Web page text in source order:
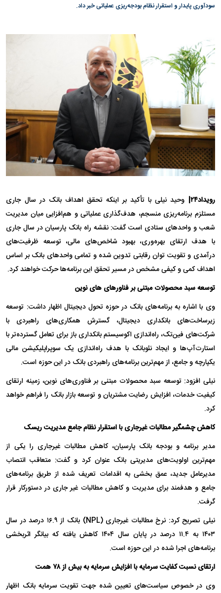
سودآوری پایدار و استقرار نظام بودجه‌ریزی عملیاتی خبر داد.
رویداد۲۴|
وحید نیلی با تأکید بر اینکه تحقق اهداف بانک در سال جاری
مستلزم برنامه‌ریزی منسجم، هدف‌گذاری عملیاتی و هم‌افزایی میان مدیریت
شعب و واحد‌های ستادی است گفت: نقشه راه بانک پارسیان در سال جاری
با هدف ارتقای بهره‌وری، بهبود شاخص‌های مالی، توسعه ظرفیت‌های
درآمدی و تقویت توان رقابتی تدوین شده و تمامی واحد‌های بانک بر اساس
اهداف کمی و کیفی مشخص در مسیر تحقق این برنامه‌ها حرکت خواهند کرد.
توسعه سبد محصولات مبتنی بر فناور‌های های نوین
وی با اشاره به برنامه‌های بانک در حوزه تحول دیجیتال اظهار داشت: توسعه
زیرساخت‌های بانکداری دیجیتال، گسترش همکاری‌های راهبردی با
شرکت‌های فین‌تک، راه‌اندازی اکوسیستم بانکداری باز برای تعامل گسترده‌تر با
استارت‌آپ‌ها و ایجاد نئوبانک با هدف راه‌اندازی یک سوپراپلیکیشن مالی
یکپارچه و جامع، از مهم‌ترین برنامه‌های راهبردی بانک در این حوزه است.
نیلی افزود: توسعه سبد محصولات مبتنی بر فناوری‌های نوین، زمینه ارتقای
کیفیت خدمات، افزایش رضایت مشتریان و توسعه بازار بانک را فراهم خواهد
کرد.
کاهش چشمگیر مطالبات غیرجاری با استقرار نظام جامع مدیریت ریسک
مدیر برنامه و بودجه بانک پارسیان، کاهش مطالبات غیرجاری را یکی از
مهم‌ترین اولویت‌های مدیریتی بانک عنوان کرد و گفت: متعاقب انتصاب
مدیرعامل جدید، عمق بخشی به اقدامات تعریف شده از طریق برنامه­‌های
جامع و هدفمند برای مدیریت و کاهش مطالبات غیر جاری در دستورکار قرار
گرفت.
نیلی تصریح کرد: نرخ مطالبات غیرجاری (NPL) بانک از ۱۶.۹ درصد در سال
۱۴۰۳ به ۱۱.۴ درصد در پایان سال ۱۴۰۴ کاهش یافته که بیانگر اثربخشی
برنامه‌های اجرا شده در این حوزه است.
ارتقای نسبت کفایت سرمایه با افزایش سرمایه به بیش از ۷۸ همت
وی در خصوص سیاست‌های تعیین شده جهت تقویت سرمایه بانک اظهار